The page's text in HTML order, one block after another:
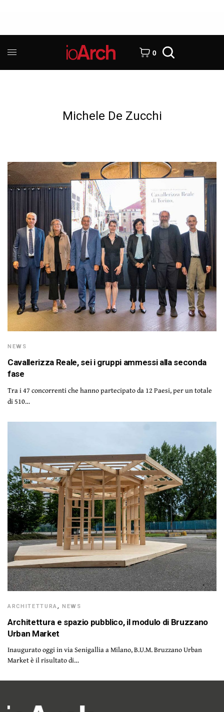
0
Michele De Zucchi
NEWS
Cavallerizza Reale, sei i gruppi ammessi alla seconda
fase
Tra i 47 concorrenti che hanno partecipato da 12 Paesi, per un totale
di 510…
ARCHITETTURA,NEWS
Architettura e spazio pubblico, il modulo di Bruzzano
Urban Market
Inaugurato oggi in via Senigallia a Milano, B.U.M. Bruzzano Urban
Market è il risultato di…